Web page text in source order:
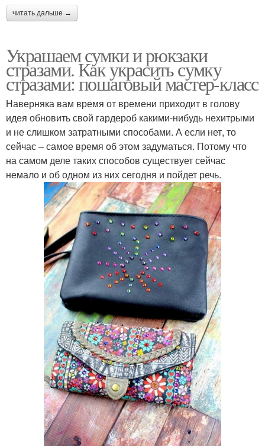
читать дальше →
Украшаем сумки и рюкзаки
стразами. Как украсить сумку
стразами: пошаговый мастер-класс
Наверняка вам время от времени приходит в голову
идея обновить свой гардероб какими-нибудь нехитрыми
и не слишком затратными способами. А если нет, то
сейчас – самое время об этом задуматься. Потому что
на самом деле таких способов существует сейчас
немало и об одном из них сегодня и пойдет речь.